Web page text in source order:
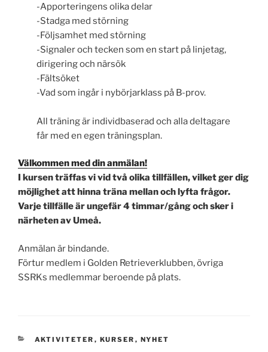
-Apporteringens olika delar
-Stadga med störning
-Följsamhet med störning
-Signaler och tecken som en start på linjetag,
dirigering och närsök
-Fältsöket
-Vad som ingår i nybörjarklass på B-prov.
All träning är individbaserad och alla deltagare
får med en egen träningsplan.
Välkommen med din anmälan!
I kursen träffas vi vid två olika tillfällen, vilket ger dig
möjlighet att hinna träna mellan och lyfta frågor.
Varje tillfälle är ungefär 4 timmar/gång och sker i
närheten av Umeå.
Anmälan är bindande.
Förtur medlem i Golden Retrieverklubben, övriga
SSRKs medlemmar beroende på plats.
KATEGORIER
AKTIVITETER , KURSER , NYHET